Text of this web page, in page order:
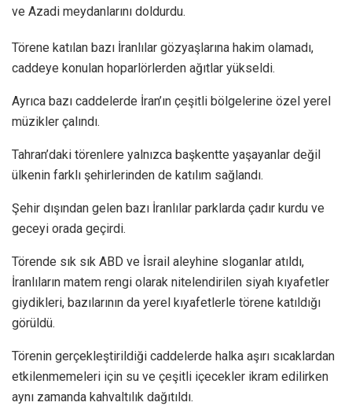
ve Azadi meydanlarını doldurdu.
Törene katılan bazı İranlılar gözyaşlarına hakim olamadı,
caddeye konulan hoparlörlerden ağıtlar yükseldi.
Ayrıca bazı caddelerde İran’ın çeşitli bölgelerine özel yerel
müzikler çalındı.
Tahran’daki törenlere yalnızca başkentte yaşayanlar değil
ülkenin farklı şehirlerinden de katılım sağlandı.
Şehir dışından gelen bazı İranlılar parklarda çadır kurdu ve
geceyi orada geçirdi.
Törende sık sık ABD ve İsrail aleyhine sloganlar atıldı,
İranlıların matem rengi olarak nitelendirilen siyah kıyafetler
giydikleri, bazılarının da yerel kıyafetlerle törene katıldığı
görüldü.
Törenin gerçekleştirildiği caddelerde halka aşırı sıcaklardan
etkilenmemeleri için su ve çeşitli içecekler ikram edilirken
aynı zamanda kahvaltılık dağıtıldı.